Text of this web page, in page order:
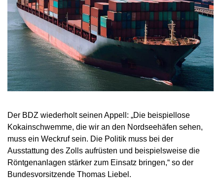
Der BDZ wiederholt seinen Appell: „Die beispiellose
Kokainschwemme, die wir an den Nordseehäfen sehen,
muss ein Weckruf sein. Die Politik muss bei der
Ausstattung des Zolls aufrüsten und beispielsweise die
Röntgenanlagen stärker zum Einsatz bringen,“ so der
Bundesvorsitzende Thomas Liebel.